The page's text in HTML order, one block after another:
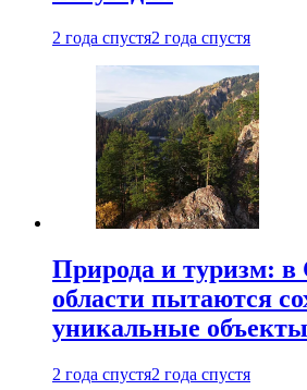
2 года спустя2 года спустя
Природа и туризм: в
области пытаются
уникальные объекты
2 года спустя2 года спустя